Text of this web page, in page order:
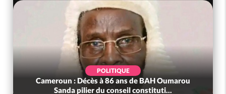
POLITIQUE
Cameroun : Décès à 86 ans de BAH Oumarou
Sanda pilier du conseil constituti...